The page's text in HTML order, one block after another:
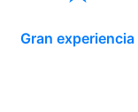
Gran experiencia